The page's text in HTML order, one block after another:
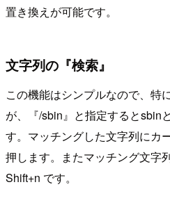
置き換えが可能です。
文字列の『検索』
この機能はシンプルなので、特
が、『/sbin』と指定するとsbin
す。マッチングした文字列にカ
押します。またマッチング文字
Shift+n です。